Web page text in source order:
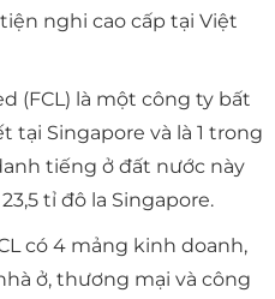
nghi cao cấp tại Việt
(FCL) là một công ty bất
tại Singapore và là 1 trong
tiếng ở đất nước này
tỉ đô la Singapore.
có 4 mảng kinh doanh,
ở, thương mại và công